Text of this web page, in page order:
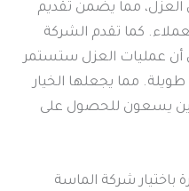
مما يضمن تقديم
كما تقدم الشركة
أن عمليات العزل ستستمر
طويلة. مما يجعلها الخيار
يسعون للحصول على
باختيار شركة الماسة